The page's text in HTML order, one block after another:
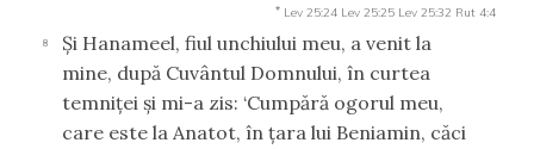
* Lev 25:24 Lev 25:25 Lev 25:32 Rut 4:4
8
Şi Hanameel, fiul unchiului meu, a venit la
mine, după Cuvântul Domnului, în curtea
temniţei şi mi-a zis: ‘Cumpără ogorul meu,
care este la Anatot, în ţara lui Beniamin, căci